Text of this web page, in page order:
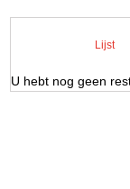
Lijst
U hebt nog geen